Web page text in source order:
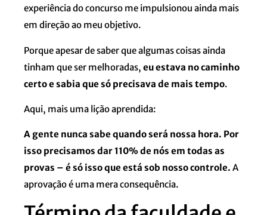
experiência do concurso me impulsionou ainda mais
em direção ao meu objetivo.
Porque apesar de saber que algumas coisas ainda
tinham que ser melhoradas, eu estava no caminho
certo e sabia que só precisava de mais tempo.
Aqui, mais uma lição aprendida:
A gente nunca sabe quando será nossa hora. Por
isso precisamos dar 110% de nós em todas as
provas – é só isso que está sob nosso controle. A
aprovação é uma mera consequência.